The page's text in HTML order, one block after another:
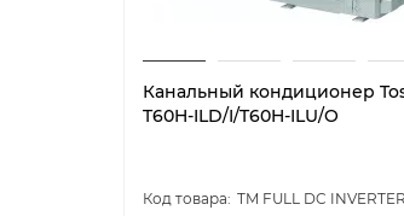
Канальный кондиционер
T60H-ILD/I/T60H-ILU/O
TM FULL DC INVERTER